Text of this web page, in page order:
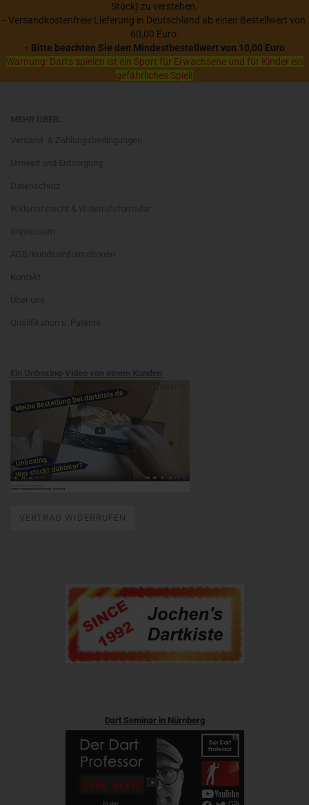
Stück) zu verstehen.
- Versandkostenfreie Lieferung in Deutschland ab einen Bestellwert von
60,00 Euro.
- Bitte beachten Sie den Mindestbestellwert von 10,00 Euro
Warnung: Darts spielen ist ein Sport für Erwachsene und für Kinder ein
gefährliches Spiel!
VERTRAG WIDERRUFEN
Dart Seminar in Nürnberg